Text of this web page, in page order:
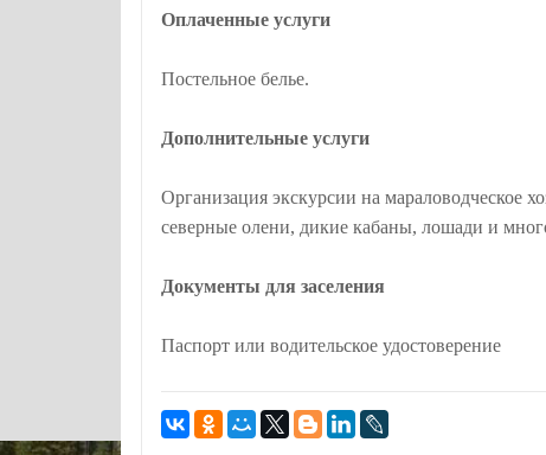
Оплаченные услуги
Постельное белье.
Дополнительные услуги
Организация экскурсии на мараловодческое
северные олени, дикие кабаны, лошади и
Документы для заселения
Паспорт или водительское удостоверение